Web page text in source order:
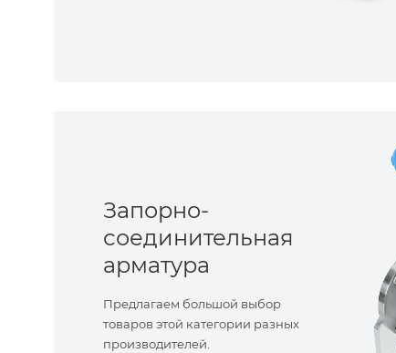
Запорно-
соединительная
арматура
Предлагаем большой выбор
товаров этой категории разных
производителей.